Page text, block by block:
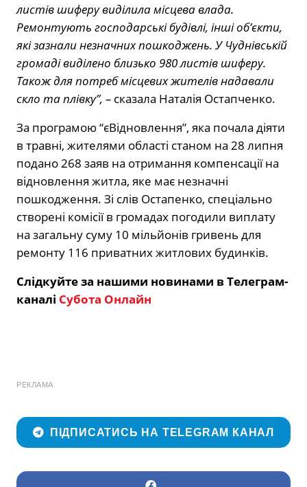
листів шиферу виділила місцева влада.
Ремонтують господарські будівлі, інші об’єкти,
які зазнали незначних пошкоджень. У Чуднівській
громаді виділено близько 980 листів шиферу.
Також для потреб місцевих жителів надавали
скло та плівку”, – сказала Наталія Остапченко.
За програмою “єВідновлення”, яка почала діяти
в травні, жителями області станом на 28 липня
подано 268 заяв на отримання компенсації на
відновлення житла, яке має незначні
пошкодження. Зі слів Остапенко, спеціально
створені комісії в громадах погодили виплату
на загальну суму 10 мільйонів гривень для
ремонту 116 приватних житлових будинків.
Слідкуйте за нашими новинами в Телеграм-
каналі Субота Онлайн
РЕКЛАМА
ПІДПИСАТИСЬ НА TELEGRAM КАНАЛ